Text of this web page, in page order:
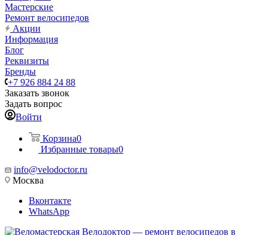
Мастерские
Ремонт велосипедов
Акции
Информация
Блог
Реквизиты
Бренды
+7 926 884 24 88
Заказать звонок
Задать вопрос
Войти
Корзина0
Избранные товары0
info@velodoctor.ru
Москва
Вконтакте
WhatsApp